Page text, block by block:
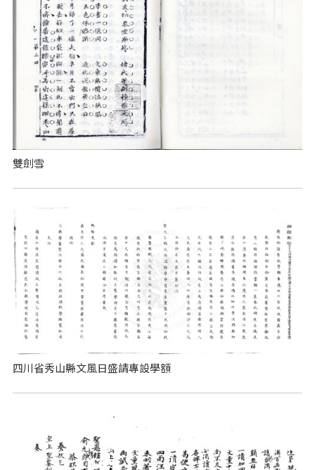
雙劍雪
四川省秀山縣文風日盛請專設學額